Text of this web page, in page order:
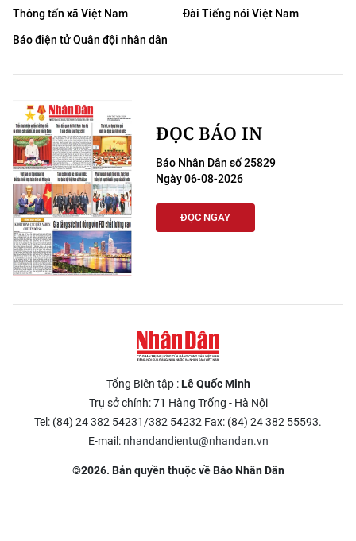
Thông tấn xã Việt Nam
Đài Tiếng nói Việt Nam
Báo điện tử Quân đội nhân dân
ĐỌC BÁO IN
Báo Nhân Dân số 25829
Ngày 06-08-2026
ĐỌC NGAY
Tổng Biên tập :Lê Quốc Minh
Trụ sở chính: 71 Hàng Trống - Hà Nội
Tel: (84) 24 382 54231/382 54232 Fax: (84) 24 382 55593.
E-mail: nhandandientu@nhandan.vn
©2026. Bản quyền thuộc về Báo Nhân Dân